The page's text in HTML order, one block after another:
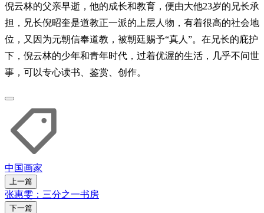
倪云林的父亲早逝，他的成长和教育，便由大他23岁的兄长承
担，兄长倪昭奎是道教正一派的上层人物，有着很高的社会地
位，又因为元朝信奉道教，被朝廷赐予“真人”。在兄长的庇护
下，倪云林的少年和青年时代，过着优渥的生活，几乎不问世
事，可以专心读书、鉴赏、创作。
中国画家
上一篇
张惠雯：三分之一书房
下一篇